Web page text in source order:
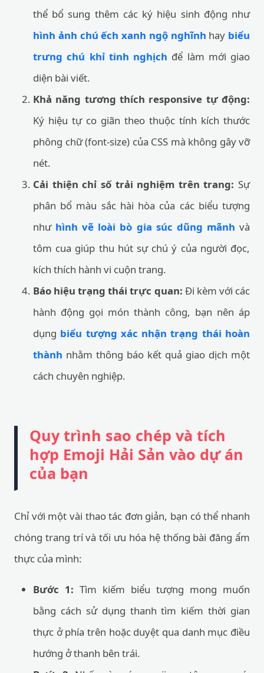
thể bổ sung thêm các ký hiệu sinh động như
hình ảnh chú ếch xanh ngộ nghĩnh hay biểu
trưng chú khỉ tinh nghịch để làm mới giao
diện bài viết.
Khả năng tương thích responsive tự động:
Ký hiệu tự co giãn theo thuộc tính kích thước
phông chữ (font-size) của CSS mà không gây vỡ
nét.
Cải thiện chỉ số trải nghiệm trên trang: Sự
phân bổ màu sắc hài hòa của các biểu tượng
như hình vẽ loài bò gia súc dũng mãnh và
tôm cua giúp thu hút sự chú ý của người đọc,
kích thích hành vi cuộn trang.
Báo hiệu trạng thái trực quan: Đi kèm với các
hành động gọi món thành công, bạn nên áp
dụng biểu tượng xác nhận trạng thái hoàn
thành nhằm thông báo kết quả giao dịch một
cách chuyên nghiệp.
Quy trình sao chép và tích
hợp Emoji Hải Sản vào dự án
của bạn
Chỉ với một vài thao tác đơn giản, bạn có thể nhanh
chóng trang trí và tối ưu hóa hệ thống bài đăng ẩm
thực của mình:
Bước 1: Tìm kiếm biểu tượng mong muốn
bằng cách sử dụng thanh tìm kiếm thời gian
thực ở phía trên hoặc duyệt qua danh mục điều
hướng ở thanh bên trái.